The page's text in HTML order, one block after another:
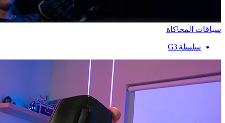
سباقات المحاكاة
سلسلة G3